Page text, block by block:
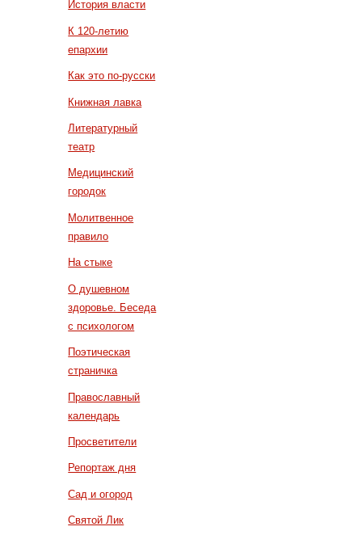
История власти
К 120-летию
епархии
Как это по-русски
Книжная лавка
Литературный
театр
Медицинский
городок
Молитвенное
правило
На стыке
О душевном
здоровье. Беседа
с психологом
Поэтическая
страничка
Православный
календарь
Просветители
Репортаж дня
Сад и огород
Святой Лик